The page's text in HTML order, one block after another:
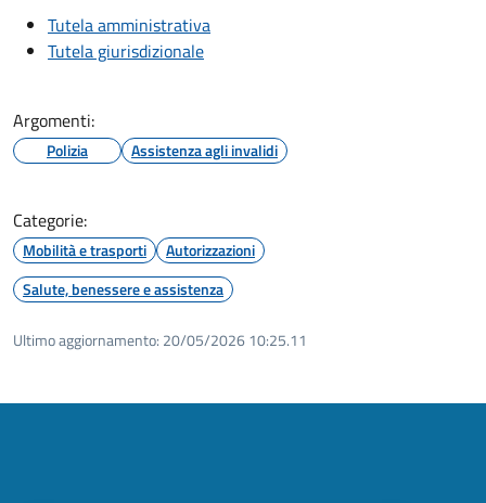
Tutela amministrativa
Tutela giurisdizionale
Argomenti:
Polizia Assistenza agli invalidi
Categorie:
Mobilità e trasporti
Autorizzazioni
Salute, benessere e assistenza
Ultimo aggiornamento: 20/05/2026 10:25.11